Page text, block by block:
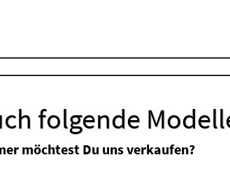
folgende
möchtest Du uns verkaufen?